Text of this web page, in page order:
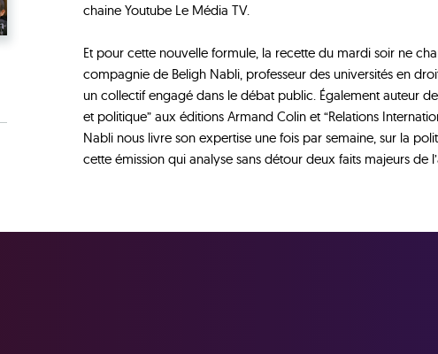
chaine Youtube Le Média TV.
Et pour cette nouvelle formule, la recette du mardi soir ne
compagnie de Beligh Nabli, professeur des universités en
un collectif engagé dans le débat public. Également auteur
et politique” aux éditions Armand Colin et “Relations
Nabli nous livre son expertise une fois par semaine, sur la
cette émission qui analyse sans détour deux faits majeurs de